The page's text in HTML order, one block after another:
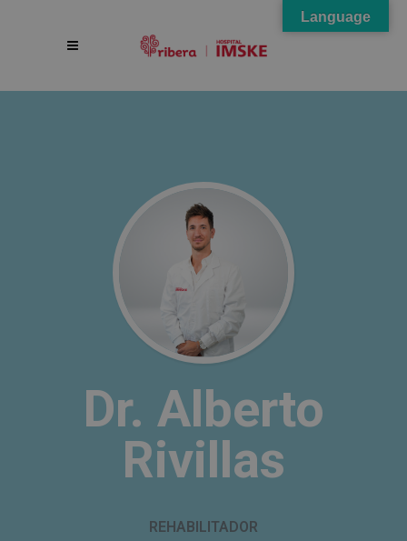
Dr. Alberto
Rivillas
REHABILITADOR
Language